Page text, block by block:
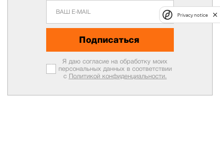
Подписаться
Я даю согласие на обработку моих
персональных данных в соответствии
с Политикой конфиденциальности.
Privacy notice